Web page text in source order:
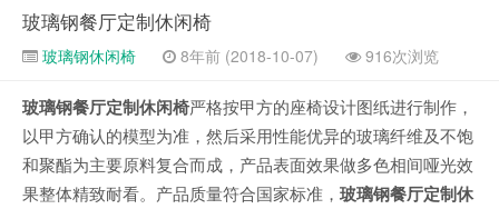
玻璃钢餐厅定制休闲椅
玻璃钢休闲椅 8年前 (2018-10-07) 916次浏览
玻璃钢餐厅定制休闲椅严格按甲方的座椅设计图纸进行制作，
以甲方确认的模型为准，然后采用性能优异的玻璃纤维及不饱
和聚酯为主要原料复合而成，产品表面效果做多色相间哑光效
果整体精致耐看。产品质量符合国家标准， 玻璃钢餐厅定制休